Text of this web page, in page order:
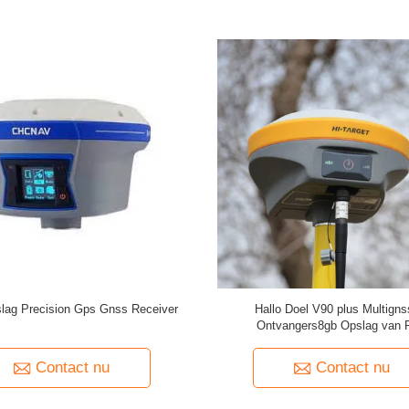
8-core ARM Cortex-A53 RTK
Contact nu
4GB RAM/64GB Flashgeheugen
GPS-ontvanger Met
Contact nu